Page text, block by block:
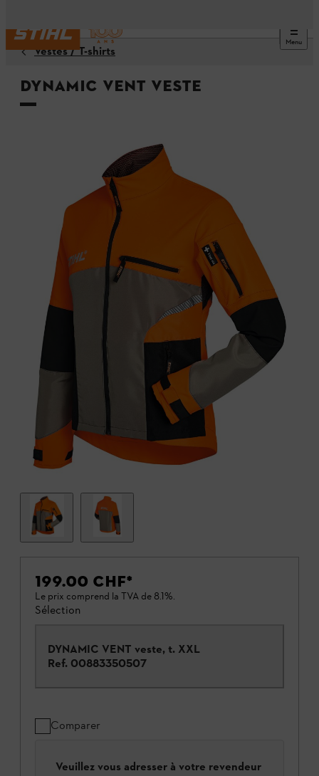
Menu
Vestes / T-shirts
DYNAMIC VENT Veste
199.00 CHF*
Le prix comprend la TVA de 8.1%.
Sélection
DYNAMIC VENT veste, t. XXL
Ref. 00883350507
Comparer
Veuillez vous adresser à votre revendeur